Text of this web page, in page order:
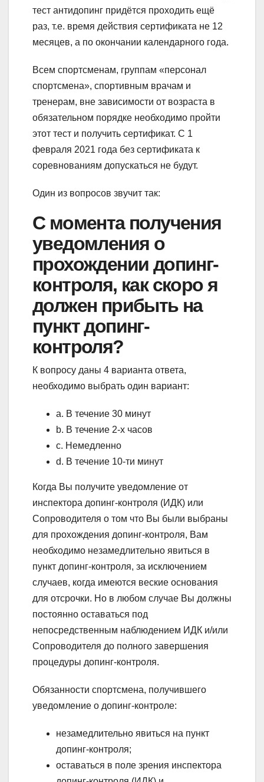
тест антидопинг придётся проходить ещё
раз, т.е. время действия сертификата не 12
месяцев, а по окончании календарного года.
Всем спортсменам, группам «персонал
спортсмена», спортивным врачам и
тренерам, вне зависимости от возраста в
обязательном порядке необходимо пройти
этот тест и получить сертификат. С 1
февраля 2021 года без сертификата к
соревнованиям допускаться не будут.
Один из вопросов звучит так:
С момента получения
уведомления о
прохождении допинг-
контроля, как скоро я
должен прибыть на
пункт допинг-
контроля?
К вопросу даны 4 варианта ответа,
необходимо выбрать один вариант:
a. В течение 30 минут
b. В течение 2-х часов
с. Немедленно
d. В течение 10-ти минут
Когда Вы получите уведомление от
инспектора допинг-контроля (ИДК) или
Сопроводителя о том что Вы были выбраны
для прохождения допинг-контроля, Вам
необходимо незамедлительно явиться в
пункт допинг-контроля, за исключением
случаев, когда имеются веские основания
для отсрочки. Но в любом случае Вы должны
постоянно оставаться под
непосредственным наблюдением ИДК и/или
Сопроводителя до полного завершения
процедуры допинг-контроля.
Обязанности спортсмена, получившего
уведомление о допинг-контроле:
незамедлительно явиться на пункт
допинг-контроля;
оставаться в поле зрения инспектора